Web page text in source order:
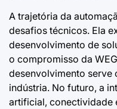
A trajetória da
desafios técnicos. Ela
desenvolvimento de
o compromisso da
desenvolvimento serve
indústria. No futuro, a
artificial, conectividade